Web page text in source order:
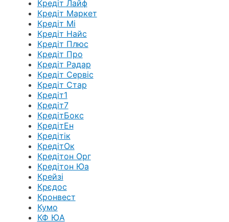
Кредіт Лайф
Кредіт Маркет
Кредіт Мі
Кредіт Найс
Кредіт Плюс
Кредіт Про
Кредіт Радар
Кредіт Сервіс
Кредіт Стар
Кредіт1
Кредіт7
КредітБокс
КредітЕн
Кредітік
КредітОк
Кредітон Орг
Кредітон Юа
Крейзі
Крєдос
Кронвест
Кумо
КФ ЮА